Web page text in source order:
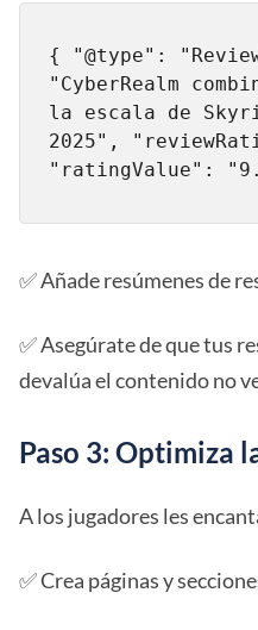
{ "@type":
"CyberRealm
la escala de
2025",
"ratingValue":
✅ Añade resúmenes de
✅ Asegúrate de que tus
devalúa el contenido no
Paso 3: Optimiza
A los jugadores les
✅ Crea páginas y